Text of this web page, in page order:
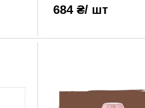
684 ₴/ шт